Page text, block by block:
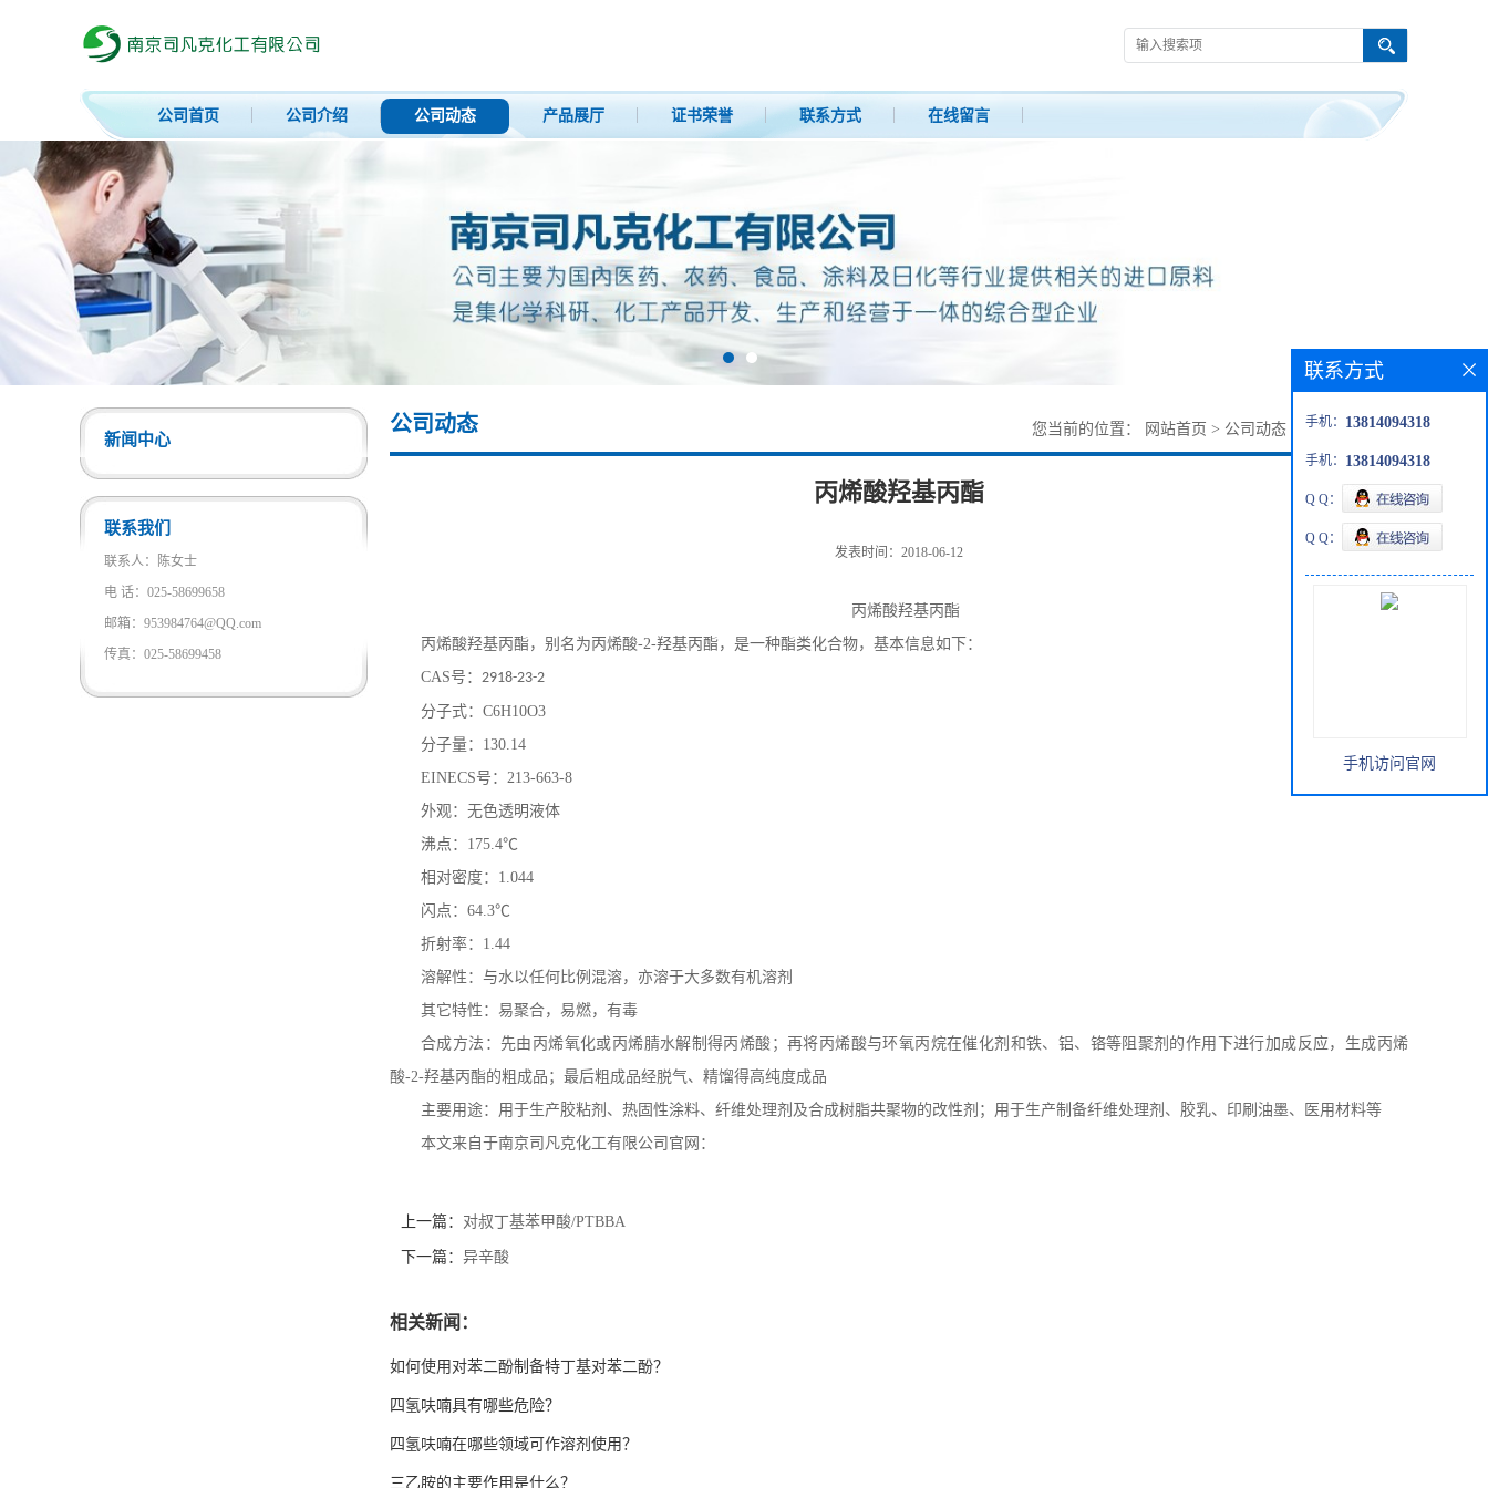
公司首页 公司介绍 公司动态 产品展厅 证书荣誉 联系方式 在线留言
新闻中心
联系我们
联系人：陈女士
电 话：025-58699658
邮箱：953984764@QQ.com
传真：025-58699458
公司动态 您当前的位置： 网站首页 > 公司动态 丙烯酸羟基丙酯
丙烯酸羟基丙酯
发表时间：2018-06-12
丙烯酸羟基丙酯
丙烯酸羟基丙酯，别名为丙烯酸-2-羟基丙酯，是一种酯类化合物，基本信息如下：
CAS号： 2918-23-2
分子式： C6H10O3
分子量： 130.14
EINECS号 ： 213-663-8
外观：无色透明液体
沸点： 175.4℃
相对密度： 1.044
闪点： 64.3℃
折射率： 1.44
溶解性：与水以任何比例混溶，亦溶于大多数有机溶剂
其它特性：易聚合，易燃，有毒
合成方法：先由丙烯氧化或丙烯腈水解制得丙烯酸；再将丙烯酸与环氧丙烷在催化剂和铁、铝、铬等阻聚剂的作用下进行加成反应，生成丙烯
酸-2-羟基丙酯的粗成品；最后粗成品经脱气、精馏得高纯度成品
主要用途：用于生产胶粘剂、热固性涂料、纤维处理剂及合成树脂共聚物的改性剂；用于生产制备纤维处理剂、胶乳、印刷油墨、医用材料等
本文来自于南京司凡克化工有限公司官网：
上一篇： 对叔丁基苯甲酸/PTBBA
下一篇： 异辛酸
相关新闻：
如何使用对苯二酚制备特丁基对苯二酚？
四氢呋喃具有哪些危险？
四氢呋喃在哪些领域可作溶剂使用？
三乙胺的主要作用是什么？
联系方式
手机： 13814094318
手机： 13814094318
Q Q：
Q Q：
手机访问官网